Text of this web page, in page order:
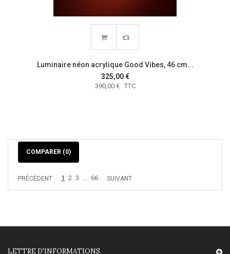
Luminaire néon acrylique Good Vibes, 46 cm...
325,00 €
390,00 € TTC
COMPARER (0)
PRÉCÉDENT 1 2 3 66 SUIVANT
LETTRE D'INFORMATIONS